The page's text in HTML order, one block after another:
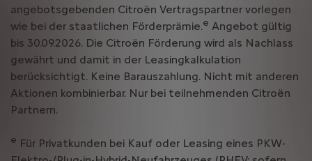
angebotsgebenden Citroën Vertragspartner vorlegen
wie bei der staatlichen Förderprämie.e Angebot gültig
bis 30.09.2026. Die Citroën Förderung wird als Nachlass
gewährt und damit in der Leasingkalkulation
berücksichtigt. Keine Barauszahlung. Nicht mit anderen
Aktionen kombinierbar. Nur bei teilnehmenden Citroën
Partnern.
e Für Privatkunden bei Kauf oder Leasing eines PKW-